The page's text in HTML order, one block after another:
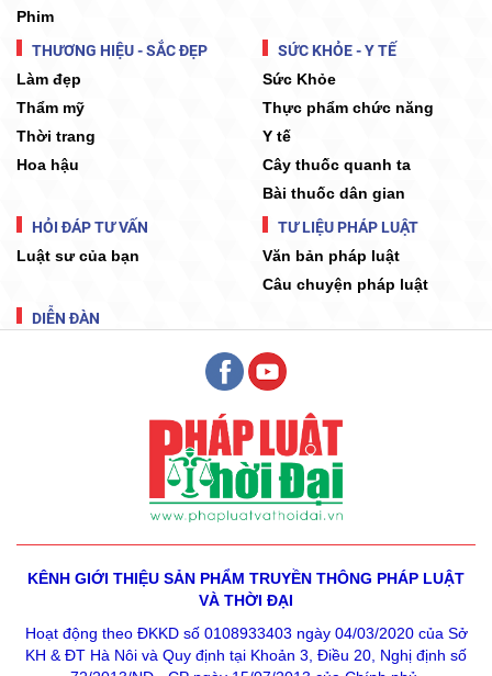
Phim
THƯƠNG HIỆU - SẮC ĐẸP
Làm đẹp
Thẩm mỹ
Thời trang
Hoa hậu
SỨC KHỎE - Y TẾ
Sức Khỏe
Thực phẩm chức năng
Y tế
Cây thuốc quanh ta
Bài thuốc dân gian
HỎI ĐÁP TƯ VẤN
Luật sư của bạn
TƯ LIỆU PHÁP LUẬT
Văn bản pháp luật
Câu chuyện pháp luật
DIỄN ĐÀN
KÊNH GIỚI THIỆU SẢN PHẨM TRUYỀN THÔNG PHÁP LUẬT
VÀ THỜI ĐẠI
Hoạt động theo ĐKKD số 0108933403 ngày 04/03/2020 của Sở
KH & ĐT Hà Nôi và Quy định tại Khoản 3, Điều 20, Nghị định số